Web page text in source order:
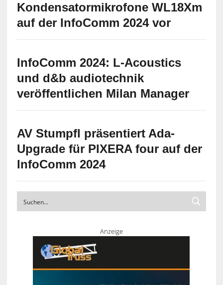
Kondensatormikrofone WL18Xm
auf der InfoComm 2024 vor
InfoComm 2024: L-Acoustics
und d&b audiotechnik
veröffentlichen Milan Manager
AV Stumpfl präsentiert Ada-
Upgrade für PIXERA four auf der
InfoComm 2024
Anzeige